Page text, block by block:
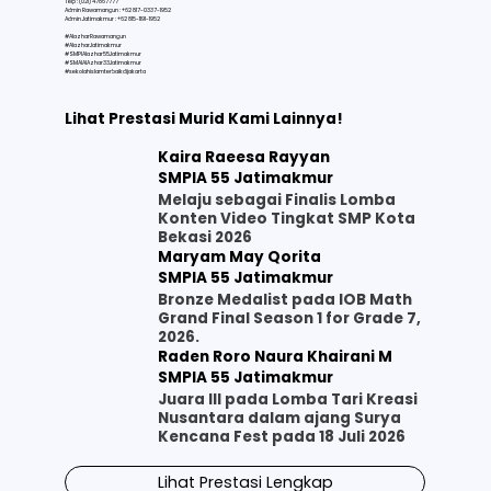
Admin Rawamangun : +62 817-0337-1952
Admin Jatimakmur : +62 815-1191-1952
#AlazharRawamangun
#AlazharJatimakmur
#SMPIAlazhar55Jatimakmur
#SMAIAlAzhar33Jatimakmur
#sekolahislamterbaikdijakarta
Lihat Prestasi Murid Kami Lainnya!
Kaira Raeesa Rayyan
SMPIA 55 Jatimakmur
Melaju sebagai Finalis Lomba
Konten Video Tingkat SMP Kota
Bekasi 2026
Maryam May Qorita
SMPIA 55 Jatimakmur
Bronze Medalist pada IOB Math
Grand Final Season 1 for Grade 7,
2026.
Raden Roro Naura Khairani M
SMPIA 55 Jatimakmur
Juara III pada Lomba Tari Kreasi
Nusantara dalam ajang Surya
Kencana Fest pada 18 Juli 2026
Lihat Prestasi Lengkap